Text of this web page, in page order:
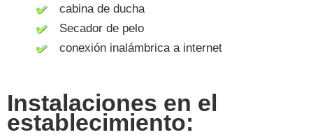
cabina de ducha
Secador de pelo
conexión inalámbrica a internet
Instalaciones en el
establecimiento: